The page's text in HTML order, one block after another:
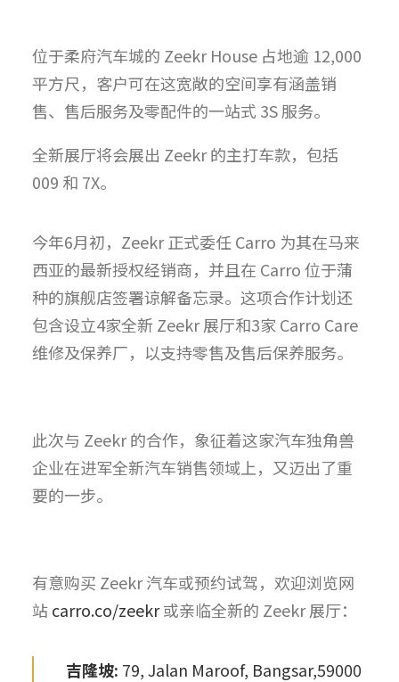
位于柔府汽车城的 Zeekr House 占地逾 12,000
平方尺，客户可在这宽敞的空间享有涵盖销
售、售后服务及零配件的一站式 3S 服务。
全新展厅将会展出 Zeekr 的主打车款，包括
009 和 7X。
今年6月初，Zeekr 正式委任 Carro 为其在马来
西亚的最新授权经销商，并且在 Carro 位于蒲
种的旗舰店签署谅解备忘录。这项合作计划还
包含设立4家全新 Zeekr 展厅和3家 Carro Care
维修及保养厂，以支持零售及售后保养服务。
此次与 Zeekr 的合作，象征着这家汽车独角兽
企业在进军全新汽车销售领域上，又迈出了重
要的一步。
有意购买 Zeekr 汽车或预约试驾，欢迎浏览网
站carro.co/zeekr或亲临全新的 Zeekr 展厅：
吉隆坡: 79, Jalan Maroof, Bangsar,59000